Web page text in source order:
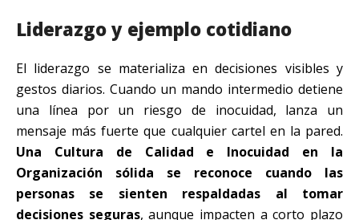
Liderazgo y ejemplo cotidiano
El liderazgo se materializa en decisiones visibles y
gestos diarios. Cuando un mando intermedio detiene
una línea por un riesgo de inocuidad, lanza un
mensaje más fuerte que cualquier cartel en la pared.
Una Cultura de Calidad e Inocuidad en la
Organización sólida se reconoce cuando las
personas se sienten respaldadas al tomar
decisiones seguras, aunque impacten a corto plazo